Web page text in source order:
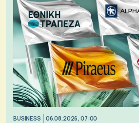
BUSINESS 06.08.2026, 07:00